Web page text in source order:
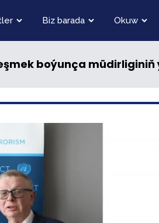
Biz barada Okuw
boýunça